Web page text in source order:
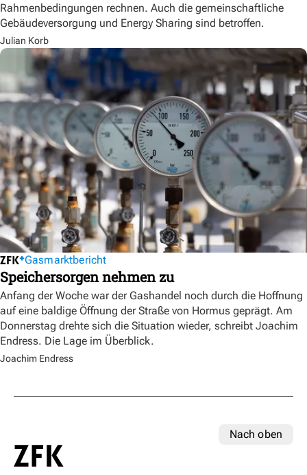
Rahmenbedingungen rechnen. Auch die gemeinschaftliche
Gebäudeversorgung und Energy Sharing sind betroffen.
Julian Korb
Gasmarktbericht
Speichersorgen nehmen zu
Anfang der Woche war der Gashandel noch durch die Hoffnung
auf eine baldige Öffnung der Straße von Hormus geprägt. Am
Donnerstag drehte sich die Situation wieder, schreibt Joachim
Endress. Die Lage im Überblick.
Joachim Endress
Nach oben